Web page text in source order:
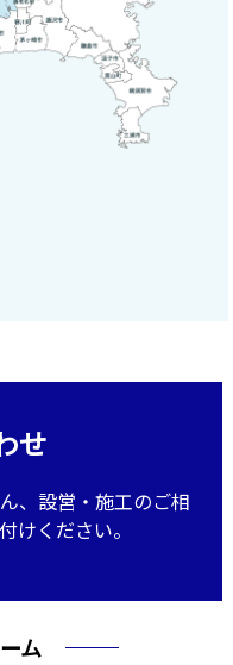
せ
、設営・施工のご相
けください。
ム